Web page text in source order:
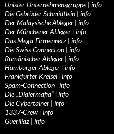
Unister-Unternehmensgruppe| info
Die Gebrüder Schmidtlein | info
Der Malaysische Ableger | info
Der Münchener Ableger | info
Das Mega-Firmennetz | info
Die Swiss-Connection | info
Rumänischer Ableger | info
Hamburger Ableger | info
Frankfurter Kreisel | info
Spam-Connection | info
Die „Dialermafia“ | info
Die Cybertainer | info
1337-Crew | info
Guerillaz | info